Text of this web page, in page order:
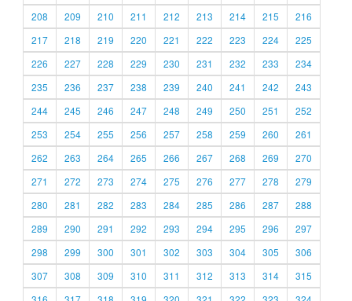
208
209 210 211 212 213 214 215
216
217
218 219 220 221 222 223 224
225
226
227 228 229 230 231 232 233
234
235
236 237 238 239 240 241 242
243
244
245 246 247 248 249 250 251
252
253
254 255 256 257 258 259 260
261
262
263 264 265 266 267 268 269
270
271
272 273 274 275 276 277 278
279
280
281 282 283 284 285 286 287
288
289
290 291 292 293 294 295 296
297
298
299 300 301 302 303 304 305
306
307
308 309 310 311 312 313 314
315